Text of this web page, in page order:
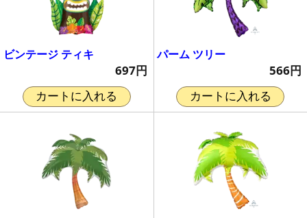
ビンテージ ティキ
697円
カートに入れる
パーム ツリー
566円
カートに入れる